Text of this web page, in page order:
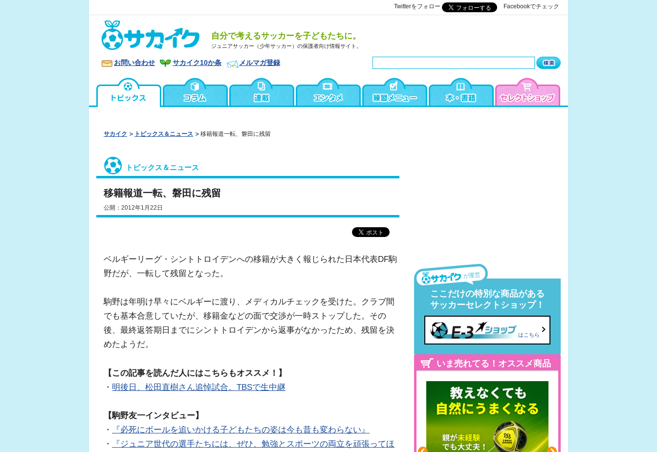
Twitterをフォロー Facebookでチェック
自分で考えるサッカーを子どもたちに。
ジュニアサッカー（少年サッカー）の保護者向け情報サイト。
お問い合わせ サカイク10か条 メルマガ登録
サカイク トピックス＆ニュース 移籍報道一転、磐田に残留
トピックス＆ニュース
移籍報道一転、磐田に残留
公開：2012年1月22日
ベルギーリーグ・シントトロイデンへの移籍が大きく報じられた日本代表DF駒
野だが、一転して残留となった。
駒野は年明け早々にベルギーに渡り、メディカルチェックを受けた。クラブ間
でも基本合意していたが、移籍金などの面で交渉が一時ストップした。その
後、最終返答期日までにシントトロイデンから返事がなかったため、残留を決
めたようだ。
【この記事を読んだ人にはこちらもオススメ！】
・ 明後日、松田直樹さん追悼試合。TBSで生中継
【駒野友一インタビュー】
・
『必死にボールを追いかける子どもたちの姿は今も昔も変わらない』
・
『ジュニア世代の選手たちには、ぜひ、勉強とスポーツの両立を頑張ってほ
が運営
ここだけの特別な商品がある
サッカーセレクトショップ！
はこちら
いま売れてる！オススメ商品